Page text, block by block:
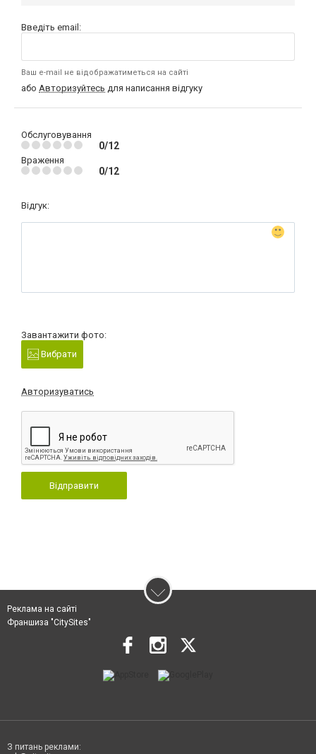
Введіть email:
Ваш e-mail не відображатиметься на сайті
або Авторизуйтесь для написання відгуку
Обслуговування
0/12
Враження
0/12
Відгук:
Завантажити фото:
Вибрати
Авторизуватись
Відправити
Реклама на сайті
Франшиза "CitySites"
З питань реклами: